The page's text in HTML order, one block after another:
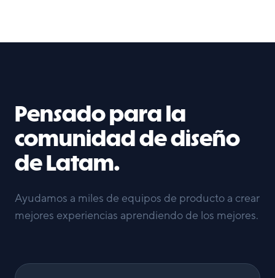
Pensado para la
comunidad de diseño
de Latam.
Ayudamos a miles de equipos de producto a crear
mejores experiencias aprendiendo de los mejores.